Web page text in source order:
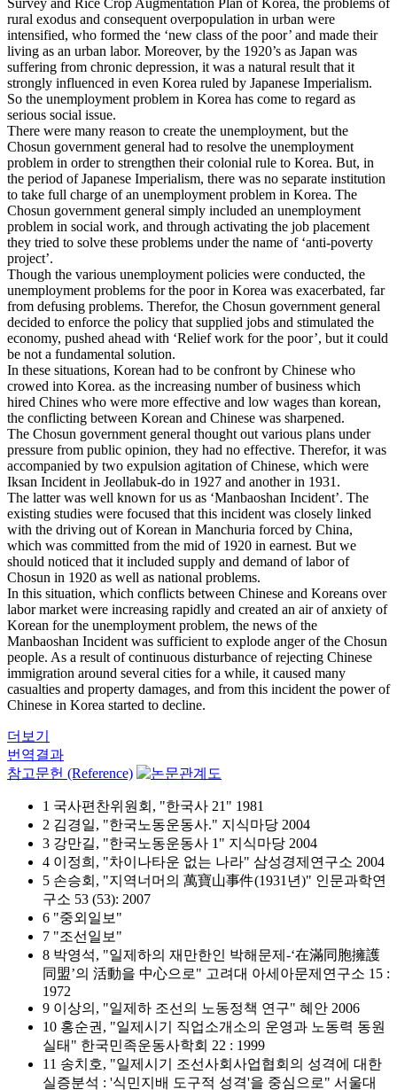
Survey and Rice Crop Augmentation Plan of Korea, the problems of
rural exodus and consequent overpopulation in urban were
intensified, who formed the ‘new class of the poor’ and made their
living as an urban labor. Moreover, by the 1920’s as Japan was
suffering from chronic depression, it was a natural result that it
strongly influenced in even Korea ruled by Japanese Imperialism.
So the unemployment problem in Korea has come to regard as
serious social issue.
There were many reason to create the unemployment, but the
Chosun government general had to resolve the unemployment
problem in order to strengthen their colonial rule to Korea. But, in
the period of Japanese Imperialism, there was no separate institution
to take full charge of an unemployment problem in Korea. The
Chosun government general simply included an unemployment
problem in social work, and through activating the job placement
they tried to solve these problems under the name of ‘anti-poverty
project’.
Though the various unemployment policies were conducted, the
unemployment problems for the poor in Korea was exacerbated, far
from defusing problems. Therefor, the Chosun government general
decided to enforce the policy that supplied jobs and stimulated the
economy, pushed ahead with ‘Relief work for the poor’, but it could
be not a fundamental solution.
In these situations, Korean had to be confront by Chinese who
crowed into Korea. as the increasing number of business which
hired Chines who were more effective and low wages than korean,
the conflicting between Korean and Chinese was sharpened.
The Chosun government general thought out various plans under
pressure from public opinion, they had no effective. Therefor, it was
accompanied by two expulsion agitation of Chinese, which were
Iksan Incident in Jeollabuk-do in 1927 and another in 1931.
The latter was well known for us as ‘Manbaoshan Incident’. The
existing studies were focused that this incident was closely linked
with the driving out of Korean in Manchuria forced by China,
which was committed from the mid of 1920 in earnest. But we
should noticed that it included supply and demand of labor of
Chosun in 1920 as well as national problems.
In this situation, which conflicts between Chinese and Koreans over
labor market were increasing rapidly and created an air of anxiety of
Korean for the unemployment problem, the news of the
Manbaoshan Incident was sufficient to explode anger of the Chosun
people. As a result of continuous disturbance of rejecting Chinese
immigration around several cities for a while, it caused many
casualties and property damages, and from this incident the power of
Chinese in Korea started to decline.
더보기
번역결과
참고문헌 (Reference)
1 국사편찬위원회, "한국사 21" 1981
2 김경일, "한국노동운동사." 지식마당 2004
3 강만길, "한국노동운동사 1" 지식마당 2004
4 이정희, "차이나타운 없는 나라" 삼성경제연구소 2004
5 손승회, "지역너머의 萬寶山事件(1931년)" 인문과학연
구소 53 (53): 2007
6 "중외일보"
7 "조선일보"
8 박영석, "일제하의 재만한인 박해문제-‘在滿同胞擁護
同盟’의 活動을 中心으로" 고려대 아세아문제연구소 15 :
1972
9 이상의, "일제하 조선의 노동정책 연구" 혜안 2006
10 홍순권, "일제시기 직업소개소의 운영과 노동력 동원
실태" 한국민족운동사학회 22 : 1999
11 송치호, "일제시기 조선사회사업협회의 성격에 대한
실증분석 : '식민지배 도구적 성격'을 중심으로" 서울대